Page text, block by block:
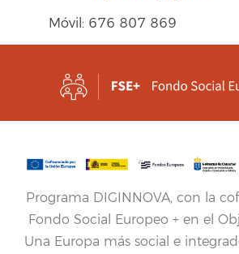
Móvil: 676 807 869
Programa DIGINNOVA, con la
Fondo Social Europeo + en el
Una Europa más social e